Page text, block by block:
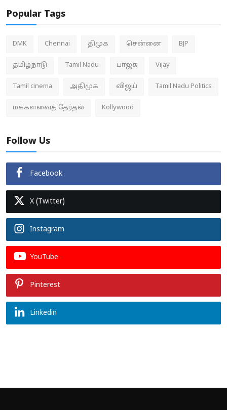
Popular Tags
DMK Chennai திமுக சென்னை BJP
தமிழ்நாடு Tamil Nadu பாஜக Vijay
Tamil cinema அதிமுக விஜய் Tamil Nadu Politics
மக்களவைத் தேர்தல் Kollywood
Follow Us
Facebook
X (Twitter)
Instagram
YouTube
Pinterest
Linkedin